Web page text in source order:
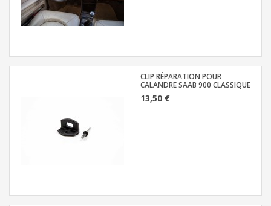
CLIP RÉPARATION POUR
CALANDRE SAAB 900 CLASSIQUE
13,50 €